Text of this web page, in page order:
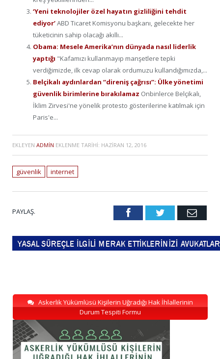
‘Yeni teknolojiler özel hayatın gizliliğini tehdit
ediyor’ABD Ticaret Komisyonu başkanı, gelecekte her
tüketicinin sahip olacağı akıllı...
Obama: Mesele Amerika’nın dünyada nasıl liderlik
yaptığı "Kafamızı kullanmayıp manşetlere tepki
verdiğimizde, ilk cevap olarak ordumuzu kullandığımızda,...
Belçikalı aydınlardan “direniş çağrısı”: Ülke yönetimi
güvenlik birimlerine bırakılamaz Onbinlerce Belçikalı,
İklim Zirvesi'ne yönelik protesto gösterilerine katılmak için
Paris'e...
EKLEYEN ADMIN EKLENME TARIHI: HAZIRAN 12, 2016
güvenlik internet
PAYLAŞ. FacebookTwitter Email
Askerlik Yükümlüsü Kişilerin Uğradığı Hak İhlallerinin
Durum Tespiti Formu